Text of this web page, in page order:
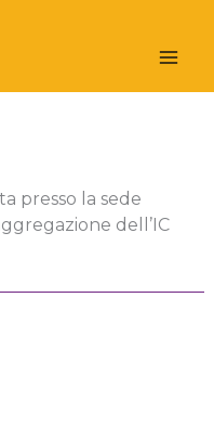
presso la sede
dell’IC